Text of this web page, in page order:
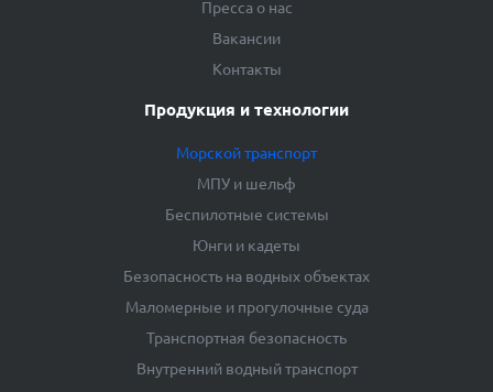
Пресса о нас
Вакансии
Контакты
Продукция и технологии
Морской транспорт
МПУ и шельф
Беспилотные системы
Юнги и кадеты
Безопасность на водных объектах
Маломерные и прогулочные суда
Транспортная безопасность
Внутренний водный транспорт